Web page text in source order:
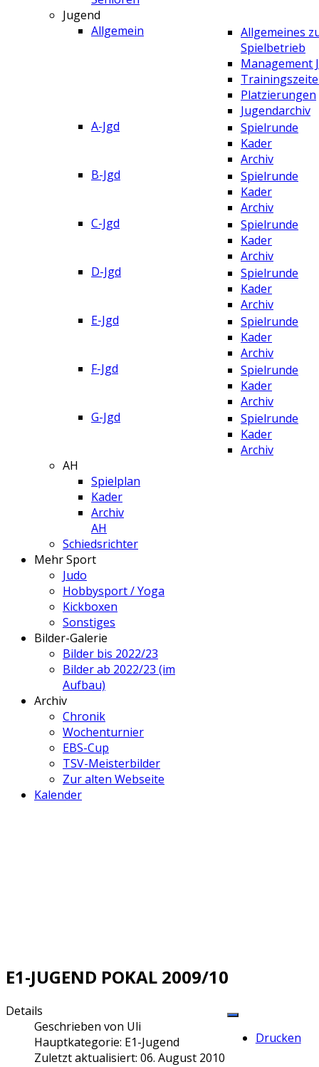
Jugend
Allgemein
Allgemeines
Spielbetrieb
Management
Platzierungen
Jugendarchiv
A-Jgd
Spielrunde
Kader
Archiv
B-Jgd
Spielrunde
Kader
Archiv
C-Jgd
Spielrunde
Kader
Archiv
D-Jgd
Spielrunde
Kader
Archiv
E-Jgd
Spielrunde
Kader
Archiv
F-Jgd
Spielrunde
Kader
Archiv
G-Jgd
Spielrunde
Kader
Archiv
AH
Spielplan
Kader
Archiv
AH
Schiedsrichter
Mehr Sport
Judo
Hobbysport / Yoga
Kickboxen
Sonstiges
Bilder-Galerie
Bilder bis 2022/23
Bilder ab 2022/23 (im
Aufbau)
Archiv
Chronik
Wochenturnier
EBS-Cup
TSV-Meisterbilder
Zur alten Webseite
Kalender
E1-JUGEND POKAL 2009/10
Drucken
Details
Geschrieben von Uli
Hauptkategorie: E1-Jugend
Zuletzt aktualisiert: 06. August 2010